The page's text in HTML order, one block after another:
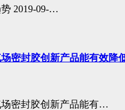
2019-09-…
密封胶创新产品能有效降
场密封胶创新产品能有…